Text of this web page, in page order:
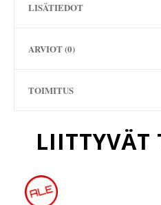
LISÄTIEDOT
ARVIOT (0)
TOIMITUS
LIITTYVÄT